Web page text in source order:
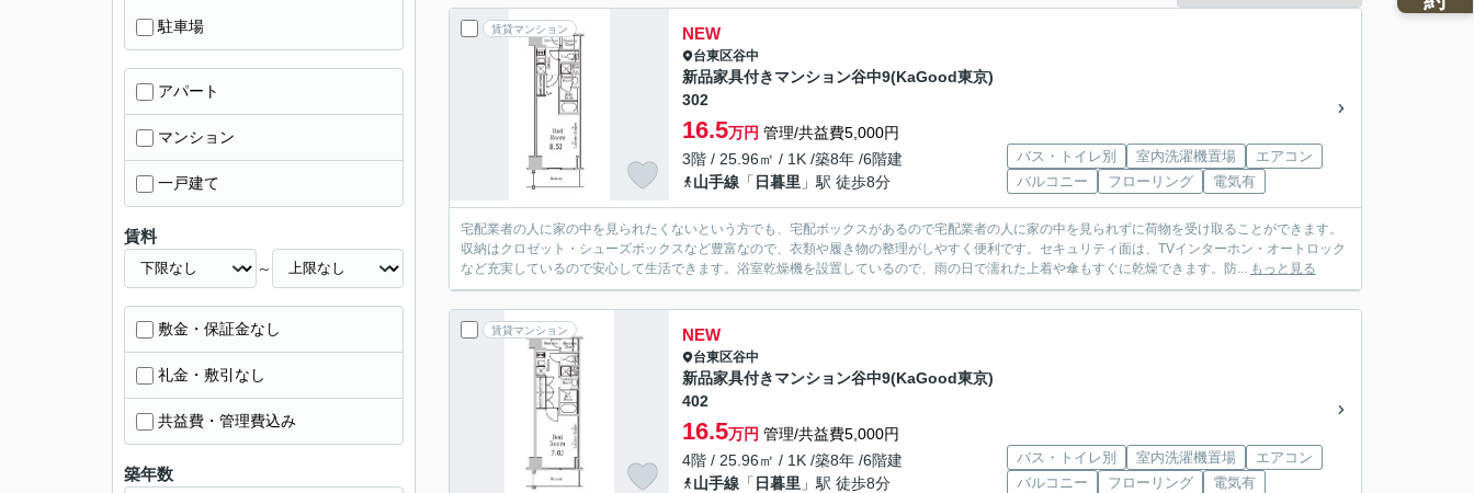
賃貸マンション NEW
台東区谷中
新品家具付きマンション谷中9(KaGood東京)
302
16.5万円 管理/共益費5,000円
3階 / 25.96㎡ / 1K /築8年 /6階建
山手線 「 日暮里 」駅 徒歩8分
バス・トイレ別 室内洗濯機置場
エアコン
バルコニー
フローリング 電気有
宅配業者の人に家の中を見られたくないという方でも、宅配ボックスがあるので宅配業者の人に家の中を見られずに荷物を受け取ることができます。
収納はクロゼット・シューズボックスなど豊富なので、衣類や履き物の整理がしやすく便利です。セキュリティ面は、TVインターホン・オートロック
など充実しているので安心して生活できます。浴室乾燥機を設置しているので、雨の日で濡れた上着や傘もすぐに乾燥できます。防... もっと見る
賃貸マンション NEW
台東区谷中
新品家具付きマンション谷中9(KaGood東京)
402
16.5万円 管理/共益費5,000円
4階 / 25.96㎡ / 1K /築8年 /6階建
山手線 「 日暮里 」駅 徒歩8分
バス・トイレ別 室内洗濯機置場
エアコン
バルコニー
フローリング 電気有
駐車場
アパート
マンション
一戸建て
賃料
～
敷金・保証金なし
礼金・敷引なし
共益費・管理費込み
築年数